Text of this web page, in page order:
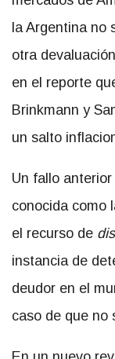
la Argentina no
otra
en el reporte
Brinkmann y
un salto
Un fallo
conocida como
el recurso de
instancia de
deudor en el
caso de que no